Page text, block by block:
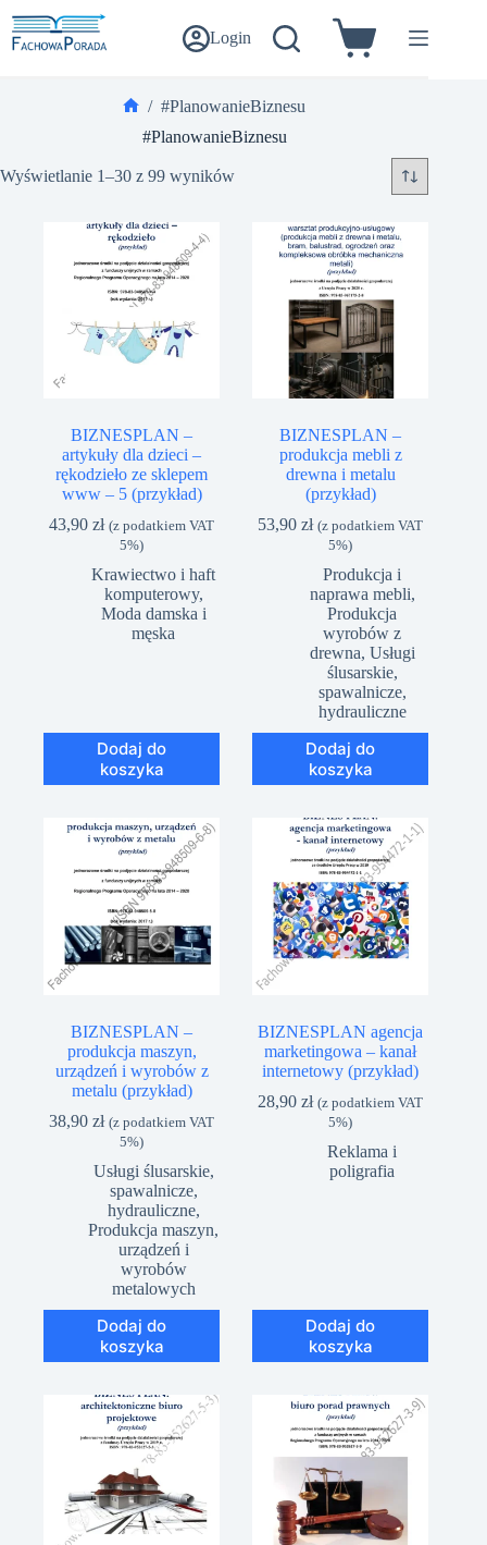
do
treści
Login Koszyk
główna
/ #PlanowanieBiznesu
#PlanowanieBiznesu
Wyświetlanie 1–30 z 99 wyników
BIZNESPLAN –
artykuły dla dzieci –
rękodzieło ze sklepem
www – 5 (przykład)
43,90zł (z podatkiem VAT
5%)
Krawiectwo i haft
komputerowy,
Moda damska i
męska
Dodaj do
koszyka
BIZNESPLAN –
produkcja mebli z
drewna i metalu
(przykład)
53,90zł (z podatkiem VAT
5%)
Produkcja i
naprawa mebli,
Produkcja
wyrobów z
drewna, Usługi
ślusarskie,
spawalnicze,
hydrauliczne
Dodaj do
koszyka
BIZNESPLAN –
produkcja maszyn,
urządzeń i wyrobów z
metalu (przykład)
38,90zł (z podatkiem VAT
5%)
Usługi ślusarskie,
spawalnicze,
hydrauliczne,
Produkcja maszyn,
urządzeń i
wyrobów
metalowych
Dodaj do
koszyka
BIZNESPLAN agencja
marketingowa – kanał
internetowy (przykład)
28,90zł (z podatkiem VAT
5%)
Reklama i
poligrafia
Dodaj do
koszyka